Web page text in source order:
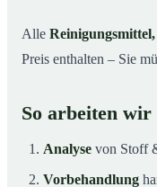
Alle
Preis enthalten – Sie
So arbeiten wir
Analyse von Stoff
Vorbehandlung